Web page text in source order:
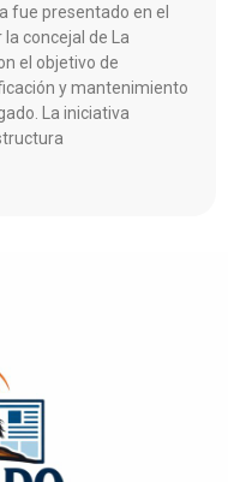
fue presentado en el
concejal de La
el objetivo de
y mantenimiento
La iniciativa